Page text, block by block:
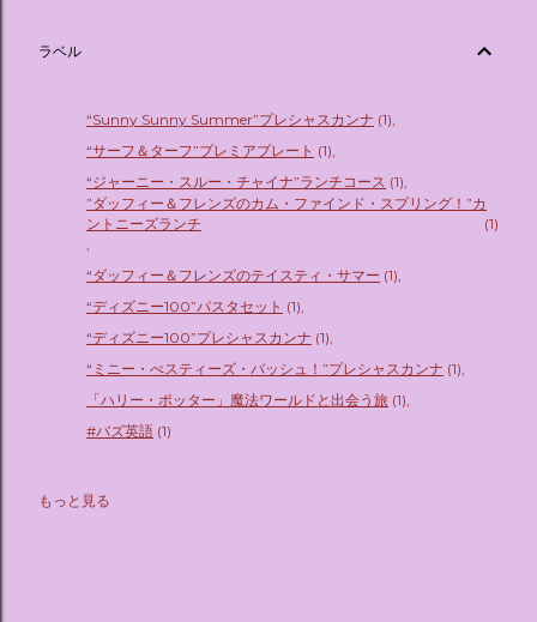
ラベル
“Sunny Sunny Summer”プレシャスカンナ 1
“サーフ＆ターフ”プレミアプレート
1
“ジャーニー・スルー・チャイナ”ランチコース 1
”ダッフィー＆フレンズのカム・ファインド・スプリング！”カ
ントニーズランチ
1
“ダッフィー＆フレンズのテイスティ・サマー 1
“ディズニー100”パスタセット
1
“ディズニー100”プレシャスカンナ 1
“ミニー・べスティーズ・バッシュ！”プレシャスカンナ 1
「ハリー・ポッター」魔法ワールドと出会う旅 1
#バズ英語 1
#プラナ東京ベイ
もっと見る